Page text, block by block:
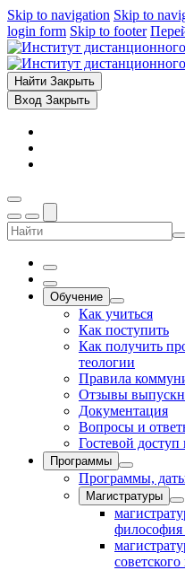
Skip to navigation Skip to
login form Skip to footer
Найти Закрыть
Вход Закрыть
Обучение
Как учиться
Как поступить
Как получить
теологии
Правила
Отзывы
Документация
Вопросы и
Гостевой
Программы
Программы,
Магистратуры
философия